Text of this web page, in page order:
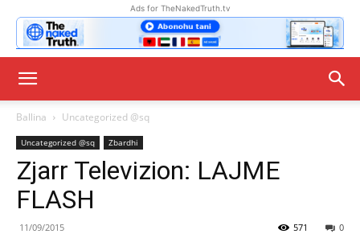
Ads for TheNakedTruth.tv
Ballina Uncategorized @sq
Uncategorized @sq Zbardhi
Zjarr Televizion: LAJME
FLASH
11/09/2015 0
571